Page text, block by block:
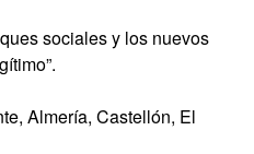
sociales y los nuevos
.
Almería, Castellón, El